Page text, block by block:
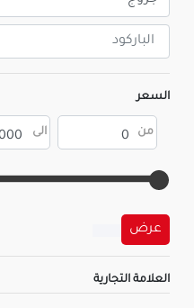
السعر
عرض
العلامة التجارية